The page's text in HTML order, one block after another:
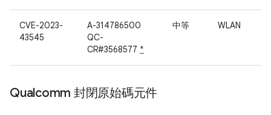
CVE-2023-
43545
A-314786500
QC-
CR#3568577 *
中等 WLAN
Qualcomm 封閉原始碼元件